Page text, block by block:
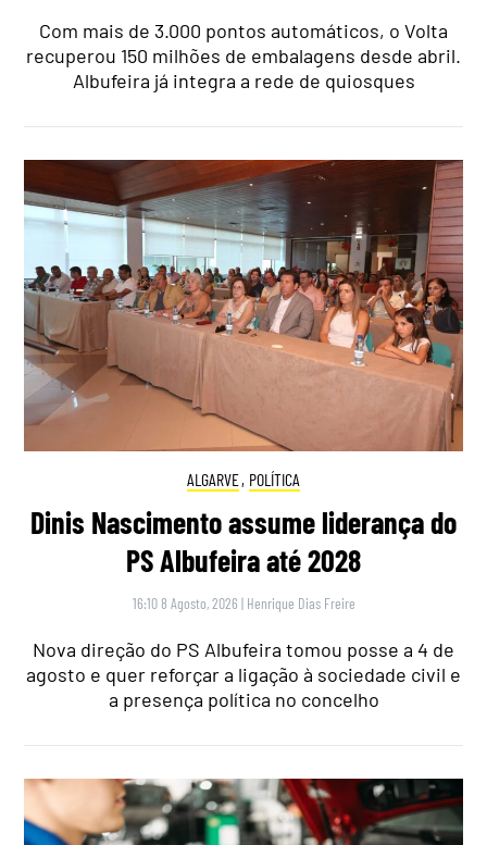
Com mais de 3.000 pontos automáticos, o Volta
recuperou 150 milhões de embalagens desde abril.
Albufeira já integra a rede de quiosques
ALGARVE, POLÍTICA
Dinis Nascimento assume liderança do
PS Albufeira até 2028
16:10 8 Agosto, 2026 | Henrique Dias Freire
Nova direção do PS Albufeira tomou posse a 4 de
agosto e quer reforçar a ligação à sociedade civil e
a presença política no concelho